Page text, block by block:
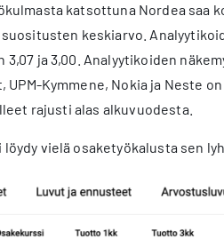
katsottuna Nordea saa
keskiarvo.
3,07 ja 3,00. Analyytikoiden
UPM-Kymmene, Nokia ja Neste
rajusti alas alkuvuodesta.
löydy vielä osaketyökalusta sen